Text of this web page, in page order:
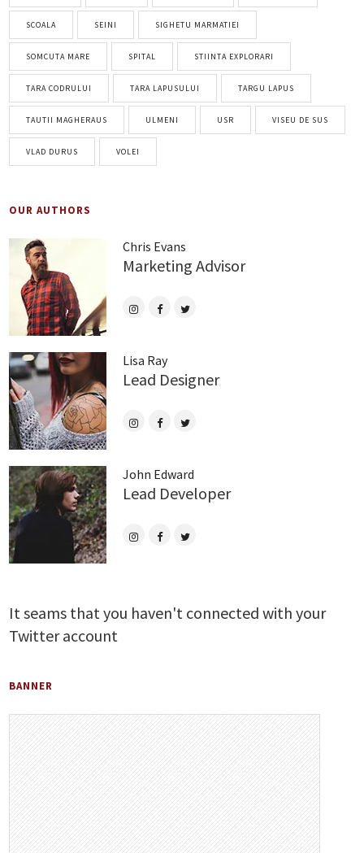
SCOALA SEINI SIGHETU MARMATIEI
SOMCUTA MARE SPITAL STIINTA EXPLORARI
TARA CODRULUI TARA LAPUSULUI TARGU LAPUS
TAUTII MAGHERAUS ULMENI USR VISEU DE SUS
VLAD DURUS VOLEI
OUR AUTHORS
Chris Evans
Marketing Advisor
Lisa Ray
Lead Designer
John Edward
Lead Developer
It seams that you haven't connected with your
Twitter account
BANNER